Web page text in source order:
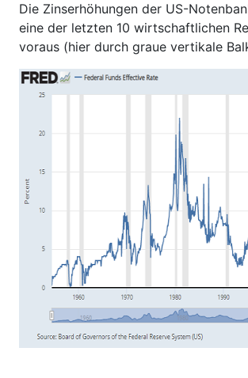
Die Zinserhöhungen der US-
eine der letzten 10 wirtschaftlichen
voraus (hier durch graue vertikale